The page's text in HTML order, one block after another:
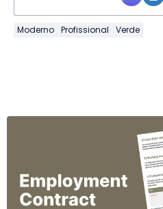
Moderno Profissional Verde